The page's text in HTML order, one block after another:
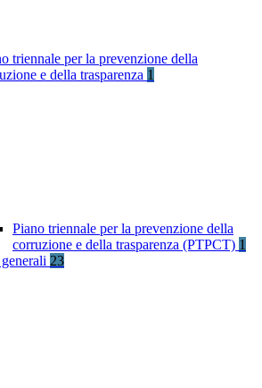
triennale per la prevenzione della
e della trasparenza 1
Piano triennale per la prevenzione della
corruzione e della trasparenza (PTPCT) 1
23